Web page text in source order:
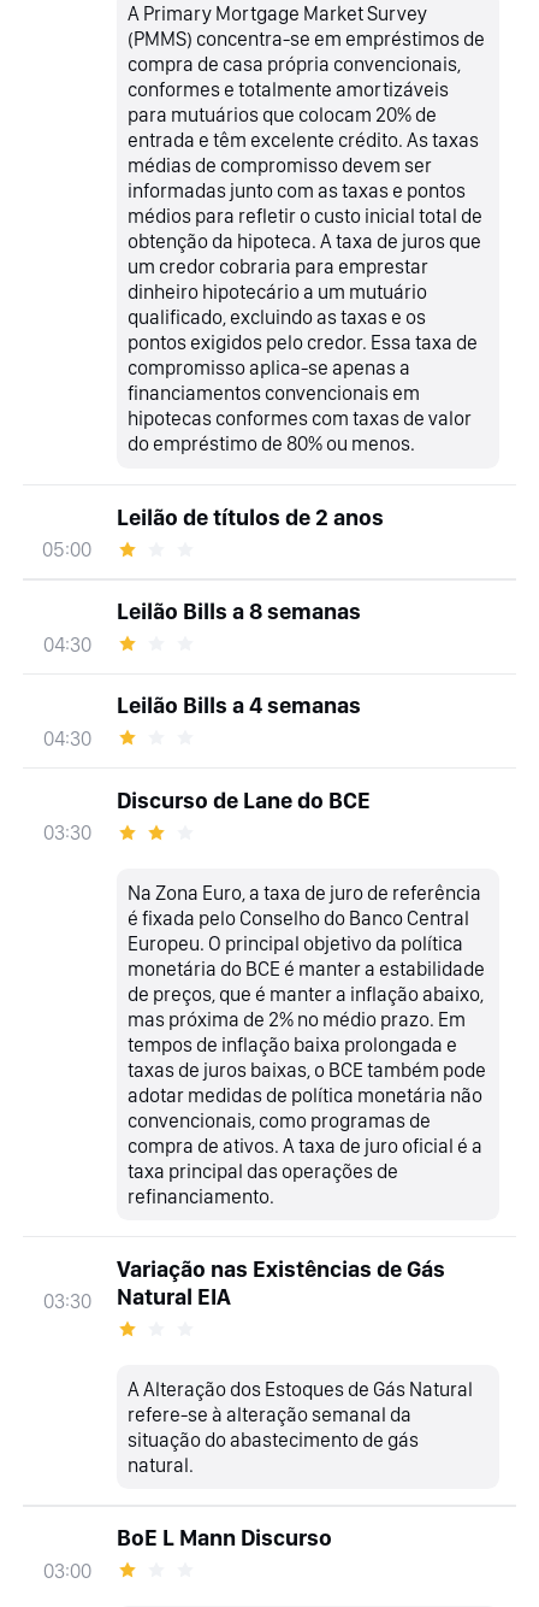
A Primary Mortgage Market Survey
(PMMS) concentra-se em empréstimos de
compra de casa própria convencionais,
conformes e totalmente amortizáveis
para mutuários que colocam 20% de
entrada e têm excelente crédito. As taxas
médias de compromisso devem ser
informadas junto com as taxas e pontos
médios para refletir o custo inicial total de
obtenção da hipoteca. A taxa de juros que
um credor cobraria para emprestar
dinheiro hipotecário a um mutuário
qualificado, excluindo as taxas e os
pontos exigidos pelo credor. Essa taxa de
compromisso aplica-se apenas a
financiamentos convencionais em
hipotecas conformes com taxas de valor
do empréstimo de 80% ou menos.
05:00
Leilão de títulos de 2 anos
04:30
Leilão Bills a 8 semanas
04:30
Leilão Bills a 4 semanas
03:30
Discurso de Lane do BCE
Na Zona Euro, a taxa de juro de referência
é fixada pelo Conselho do Banco Central
Europeu. O principal objetivo da política
monetária do BCE é manter a estabilidade
de preços, que é manter a inflação abaixo,
mas próxima de 2% no médio prazo. Em
tempos de inflação baixa prolongada e
taxas de juros baixas, o BCE também pode
adotar medidas de política monetária não
convencionais, como programas de
compra de ativos. A taxa de juro oficial é a
taxa principal das operações de
refinanciamento.
03:30
Variação nas Existências de Gás
Natural EIA
A Alteração dos Estoques de Gás Natural
refere-se à alteração semanal da
situação do abastecimento de gás
natural.
03:00
BoE L Mann Discurso